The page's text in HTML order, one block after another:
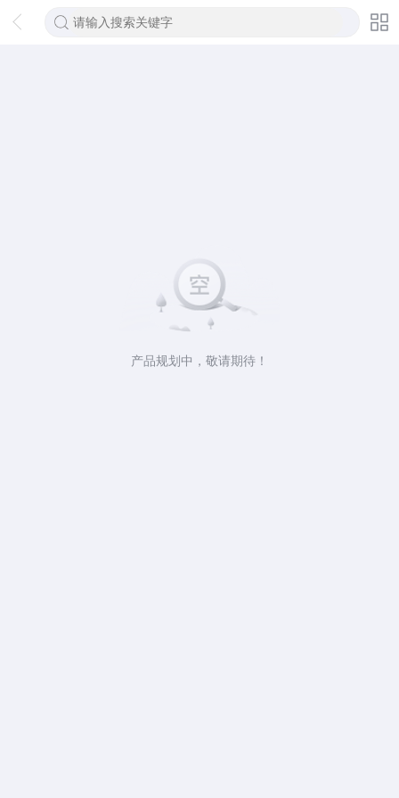
产品规划中，敬请期待！